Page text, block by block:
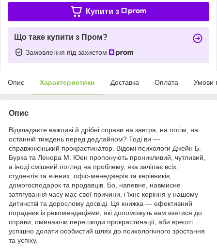
Купити з
Що таке купити з Пром?
Замовлення під захистом
Опис Характеристики Доставка Оплата Умови
Опис
Відкладаєте важливі й дрібні справи на завтра, на потім, на
останній тиждень перед дедлайном? Тоді ви —
справжнісінький прокрастинатор. Відомі психологи Джейн Б.
Бурка та Ленора М. Юен пропонують проникливий, чутливий,
а іноді смішний погляд на проблему, яка зачіпає всіх:
студентів та вчених, офіс-менеджерів та керівників,
домогосподарок та продавців. Бо, напевне, навмисне
затягування часу має свої причини, і їхнє коріння у нашому
дитинстві та дорослому досвіді. Ця книжка — ефективний
порадник із рекомендаціями, які допоможуть вам взятися до
справи, оминаючи перешкоди прокрастинації, аби врешті
успішно долати особистий шлях до психологічного зростання
та успіху.